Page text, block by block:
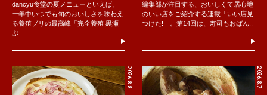
dancyu食堂の夏メニューといえば、
一年中いつでも旬のおいしさを味わえ
る養殖ブリの最高峰「完全養殖 黒瀬
ぶ..
編集部が注目する、おいしくて居心地
のいい店をご紹介する連載「いい店見
つけた!」。第14回は、寿司もおばん..
2026.8.8 2026.8.7